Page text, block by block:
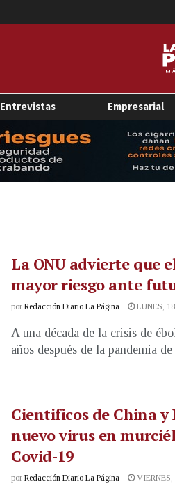
Entrevistas Empresarial
La ONU advierte que
mayor riesgo ante
por Redacción Diario La Página LUNES,
A una década de la crisis de
años después de la pandemia
Cientificos de China y
nuevo virus en
Covid-19
por Redacción Diario La Página VIERNES,